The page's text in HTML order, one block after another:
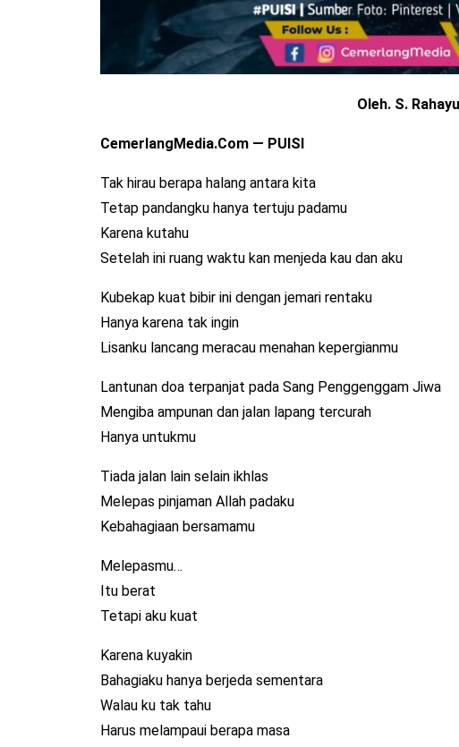
Oleh. S. Rahayu
CemerlangMedia.Com — PUISI
Tak hirau berapa halang antara kita
Tetap pandangku hanya tertuju padamu
Karena kutahu
Setelah ini ruang waktu kan menjeda kau dan aku
Kubekap kuat bibir ini dengan jemari rentaku
Hanya karena tak ingin
Lisanku lancang meracau menahan kepergianmu
Lantunan doa terpanjat pada Sang Penggenggam Jiwa
Mengiba ampunan dan jalan lapang tercurah
Hanya untukmu
Tiada jalan lain selain ikhlas
Melepas pinjaman Allah padaku
Kebahagiaan bersamamu
Melepasmu…
Itu berat
Tetapi aku kuat
Karena kuyakin
Bahagiaku hanya berjeda sementara
Walau ku tak tahu
Harus melampaui berapa masa